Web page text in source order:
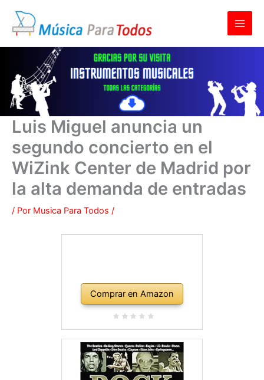
contenido
Luis Miguel anuncia un
segundo concierto en el
WiZink Center de Madrid por
la alta demanda de entradas
/ Por Musica Para Todos /
Comprar en Amazon